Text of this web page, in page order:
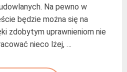
Na pewno w
będzie można się na
zdobytym uprawnieniom nie
nieco lżej, …